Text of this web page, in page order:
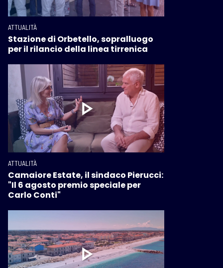
ATTUALITÀ
Stazione di Orbetello, sopralluogo
per il rilancio della linea tirrenica
ATTUALITÀ
Camaiore Estate, il sindaco Pierucci:
"Il 6 agosto premio speciale per
Carlo Conti"